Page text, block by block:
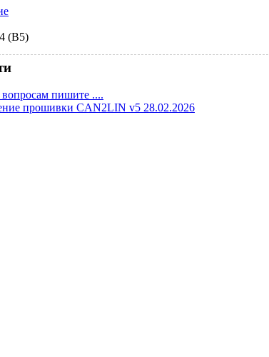
(B5)
пишите ....
прошивки CAN2LIN v5 28.02.2026